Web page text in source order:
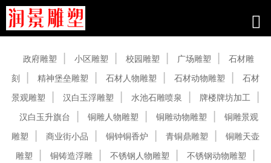
政府雕塑 小区雕塑 校园雕塑 广场雕塑
石材雕
刻
精神堡垒雕塑 石材人物雕塑 石材动物雕塑
石材
景观雕塑
汉白玉浮雕塑 水池石雕喷泉
牌楼牌坊加工
汉白玉升旗台
铜雕人物雕塑 铜雕动物雕塑
铜雕景观
雕塑
商业街小品 铜钟铜香炉 青铜鼎雕塑
铜雕天壶
雕塑
铜铸造浮雕 不锈钢人物雕塑
不锈钢动物雕塑